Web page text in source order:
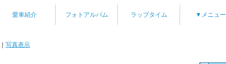
愛車紹介 フォトアルバム ラップタイム ▼メニュー
写真表示